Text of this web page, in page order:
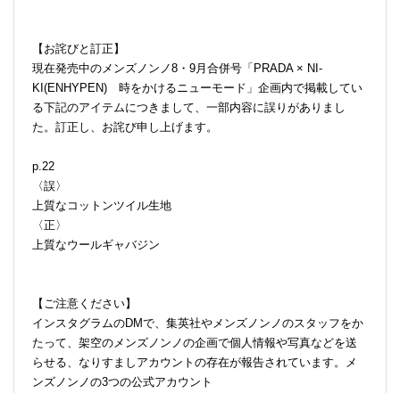
【お詫びと訂正】
現在発売中のメンズノンノ8・9月合併号「PRADA × NI-
KI(ENHYPEN) 時をかけるニューモード」企画内で掲載してい
る下記のアイテムにつきまして、一部内容に誤りがありまし
た。訂正し、お詫び申し上げます。
p.22
〈誤〉
上質なコットンツイル生地
〈正〉
上質なウールギャバジン
【ご注意ください】
インスタグラムのDMで、集英社やメンズノンノのスタッフをか
たって、架空のメンズノンノの企画で個人情報や写真などを送
らせる、なりすましアカウントの存在が報告されています。メ
ンズノンノの3つの公式アカウント